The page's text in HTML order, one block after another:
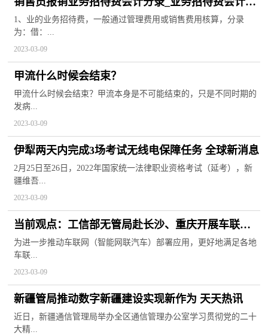
录
1、业的业务招待费，一般通过管理费用或销售费用核算，分录
为：借：...
2023-03-09
甲流什么时候会结束？
甲流什么时候会结束？甲流本身是不可能结束的，只是不同时期的
发病...
2023-03-09
伊犁两天内完成3场考试无线电保障任务 全球新消息
2月25日至26日，2022年国家统一法律职业资格考试（延考），新
疆维吾...
2023-03-09
当前观点：工信部无管局赴长沙、重庆开展车联网
（智能网联汽车）无线电频率使用专题调研
为进一步推动车联网（智能网联汽车）部署应用，更好地满足各地
车联...
2023-03-09
新疆管局推动数字新疆建设实现新作为 天天热讯
近日，新疆通信管理局举办全区通信管理办公室学习贯彻党的二十
大精...